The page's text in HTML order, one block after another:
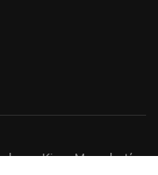
King Mongkut’s